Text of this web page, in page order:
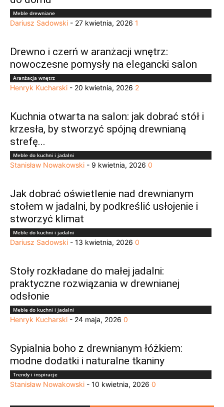
Meble drewniane
Dariusz Sadowski - 27 kwietnia, 2026 1
Drewno i czerń w aranżacji wnętrz:
nowoczesne pomysły na elegancki salon
Aranżacja wnętrz
Henryk Kucharski - 20 kwietnia, 2026 2
Kuchnia otwarta na salon: jak dobrać stół i
krzesła, by stworzyć spójną drewnianą
strefę...
Meble do kuchni i jadalni
Stanisław Nowakowski - 9 kwietnia, 2026 0
Jak dobrać oświetlenie nad drewnianym
stołem w jadalni, by podkreślić usłojenie i
stworzyć klimat
Meble do kuchni i jadalni
Dariusz Sadowski - 13 kwietnia, 2026 0
Stoły rozkładane do małej jadalni:
praktyczne rozwiązania w drewnianej
odsłonie
Meble do kuchni i jadalni
Henryk Kucharski - 24 maja, 2026 0
Sypialnia boho z drewnianym łóżkiem:
modne dodatki i naturalne tkaniny
Trendy i inspiracje
Stanisław Nowakowski - 10 kwietnia, 2026 0